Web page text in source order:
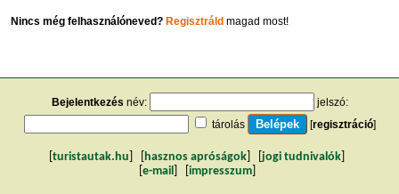
Nincs még felhasználóneved? Regisztráldmagad most!
Bejelentkezés név:
jelszó:
tárolás
[regisztráció]
turistautak.hu hasznos apróságok jogi tudnivalók
e-mail impresszum]